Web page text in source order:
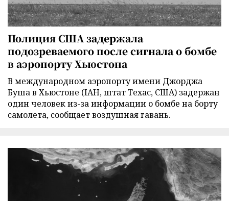
Полиция США задержала
подозреваемого после сигнала о бомбе
в аэропорту Хьюстона
В международном аэропорту имени Джорджа
Буша в Хьюстоне (IAH, штат Техас, США) задержан
один человек из-за информации о бомбе на борту
самолета, сообщает воздушная гавань.